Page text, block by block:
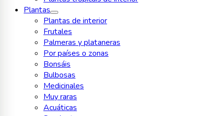
Plantas
Plantas de interior
Frutales
Palmeras y plataneras
Por países o zonas
Bonsáis
Bulbosas
Medicinales
Muy raras
Acuáticas